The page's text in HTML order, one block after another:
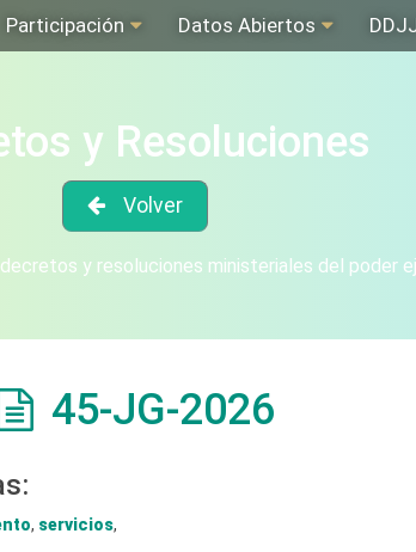
Participación Datos Abiertos
y Resoluciones
Volver
y resoluciones ministeriales del poder
45-JG-2026
, servicios,